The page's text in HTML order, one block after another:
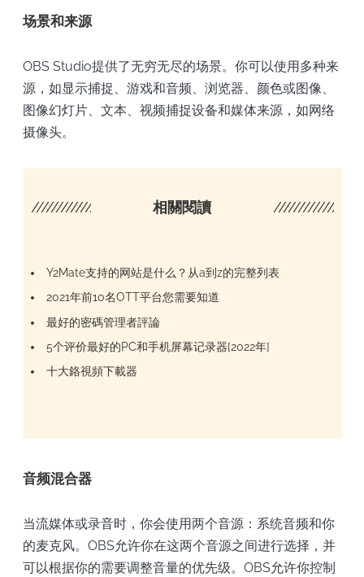
场景和来源
OBS Studio提供了无穷无尽的场景。你可以使用多种来
源，如显示捕捉、游戏和音频、浏览器、颜色或图像、
图像幻灯片、文本、视频捕捉设备和媒体来源，如网络
摄像头。
//////////////////// 相關閱讀
Y2Mate支持的网站是什么？从a到z的完整列表
2021年前10名OTT平台您需要知道
最好的密碼管理者評論
5个评价最好的PC和手机屏幕记录器[2022年]
十大鉻視頻下載器
音频混合器
当流媒体或录音时，你会使用两个音源：系统音频和你
的麦克风。OBS允许你在这两个音源之间进行选择，并
可以根据你的需要调整音量的优先级。OBS允许你控制